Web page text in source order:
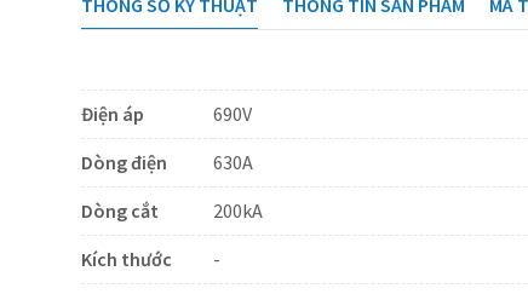
THÔNG SỐ KỸ THUẬT THÔNG TIN SẢN PHẨM MÃ
Điện áp
690V
Dòng điện
630A
Dòng cắt
200kA
Kích thước
-